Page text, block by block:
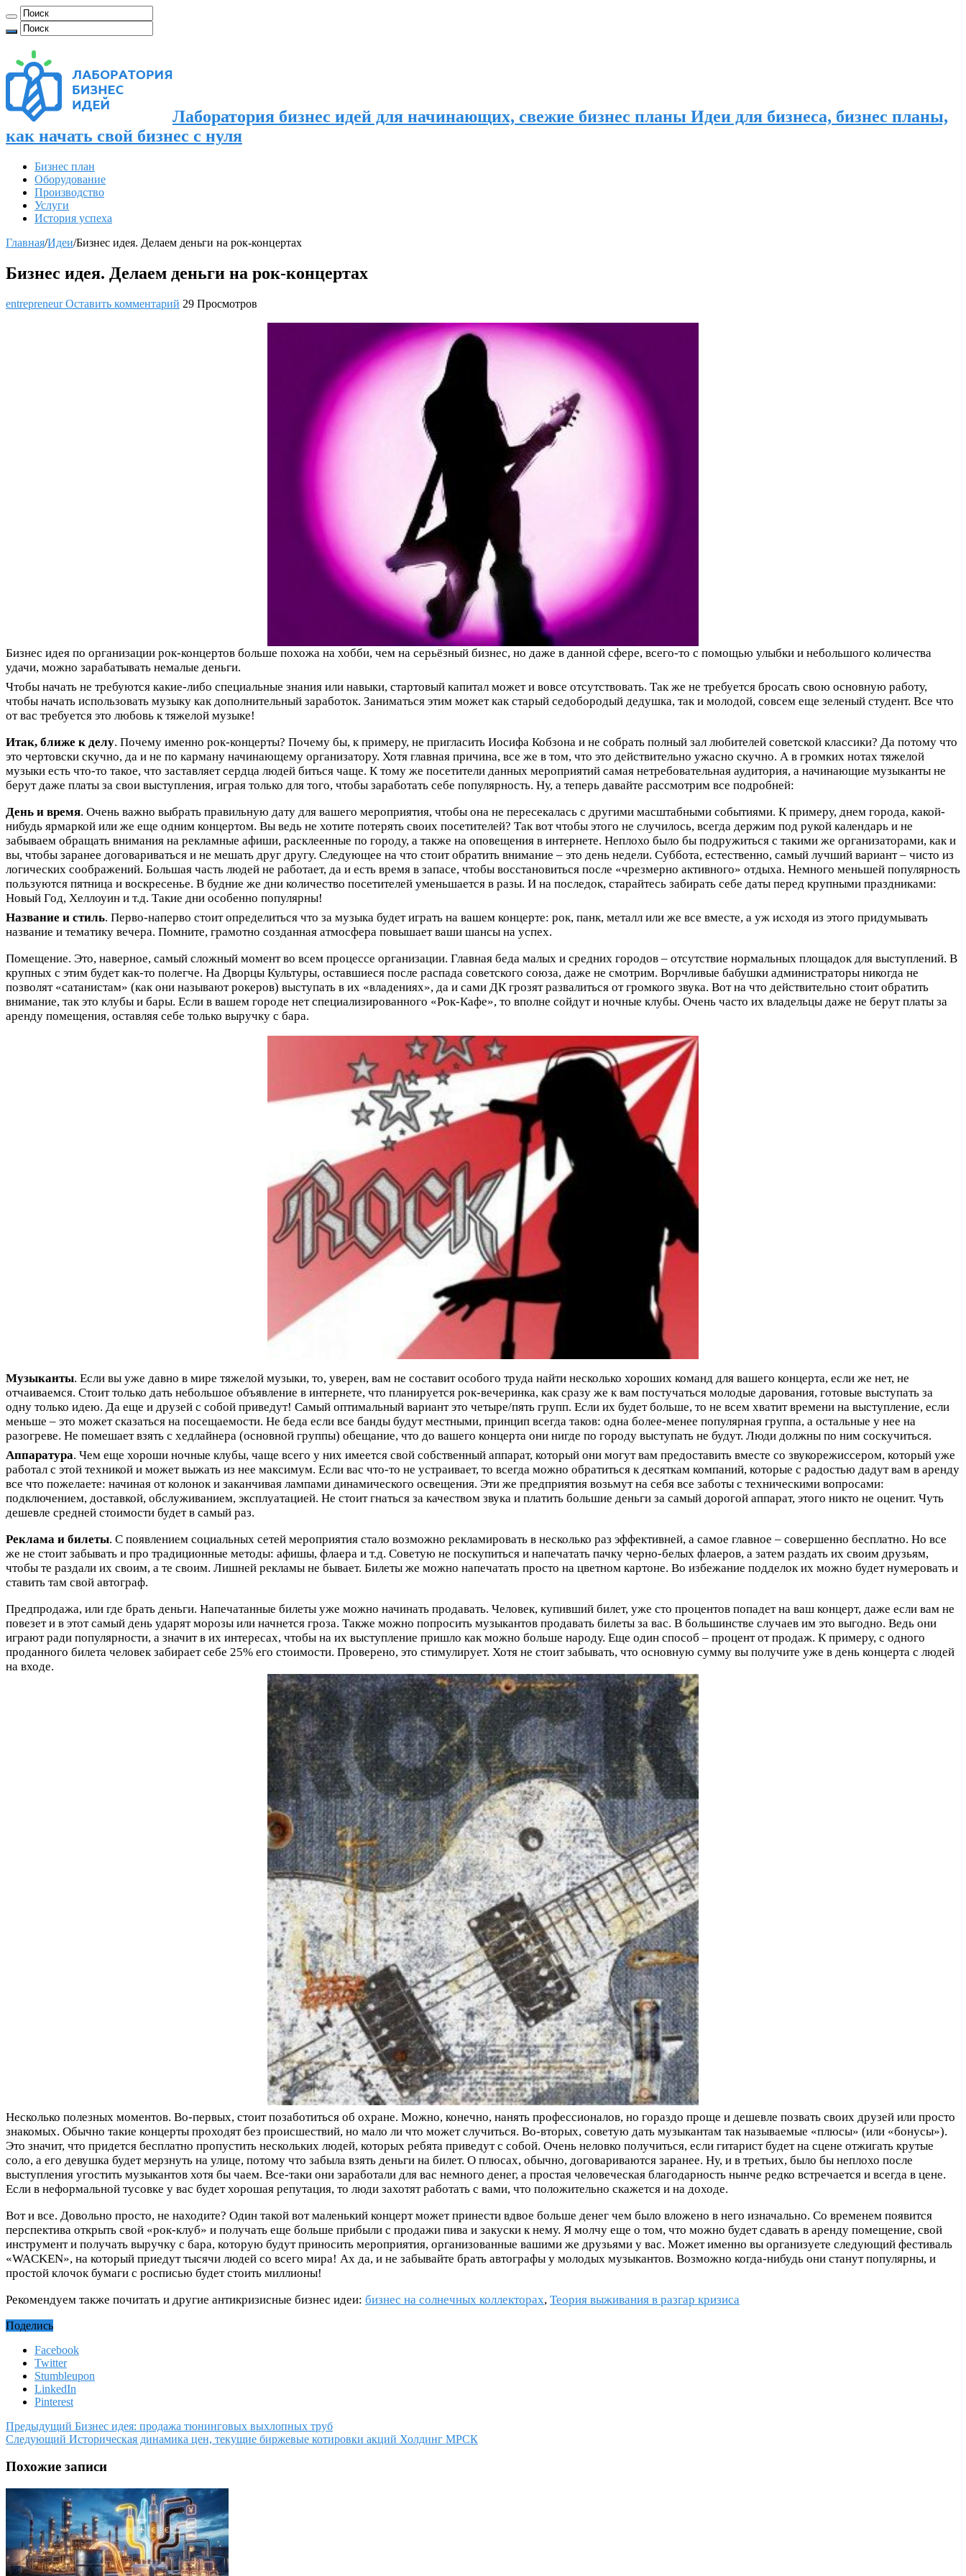
Лаборатория бизнес идей для начинающих, свежие бизнес планы Идеи для бизнеса, бизнес планы,
как начать свой бизнес с нуля
Бизнес план
Оборудование
Производство
Услуги
История успеха
Главная/Идеи/Бизнес идея. Делаем деньги на рок-концертах
Бизнес идея. Делаем деньги на рок-концертах
entrepreneurОставить комментарий 29 Просмотров
Бизнес идея по организации рок-концертов больше похожа на хобби, чем на серьёзный бизнес, но даже в данной сфере, всего-то с помощью улыбки и небольшого количества
удачи, можно зарабатывать немалые деньги.
Чтобы начать не требуются какие-либо специальные знания или навыки, стартовый капитал может и вовсе отсутствовать. Так же не требуется бросать свою основную работу,
чтобы начать использовать музыку как дополнительный заработок. Заниматься этим может как старый седобородый дедушка, так и молодой, совсем еще зеленый студент. Все что
от вас требуется это любовь к тяжелой музыке!
Итак, ближе к делу. Почему именно рок-концерты? Почему бы, к примеру, не пригласить Иосифа Кобзона и не собрать полный зал любителей советской классики? Да потому что
это чертовски скучно, да и не по карману начинающему организатору. Хотя главная причина, все же в том, что это действительно ужасно скучно. А в громких нотах тяжелой
музыки есть что-то такое, что заставляет сердца людей биться чаще. К тому же посетители данных мероприятий самая нетребовательная аудитория, а начинающие музыканты не
берут даже платы за свои выступления, играя только для того, чтобы заработать себе популярность. Ну, а теперь давайте рассмотрим все подробней:
День и время. Очень важно выбрать правильную дату для вашего мероприятия, чтобы она не пересекалась с другими масштабными событиями. К примеру, днем города, какой-
нибудь ярмаркой или же еще одним концертом. Вы ведь не хотите потерять своих посетителей? Так вот чтобы этого не случилось, всегда держим под рукой календарь и не
забываем обращать внимания на рекламные афиши, расклеенные по городу, а также на оповещения в интернете. Неплохо было бы подружиться с такими же организаторами, как и
вы, чтобы заранее договариваться и не мешать друг другу. Следующее на что стоит обратить внимание – это день недели. Суббота, естественно, самый лучший вариант – чисто из
логических соображений. Большая часть людей не работает, да и есть время в запасе, чтобы восстановиться после «чрезмерно активного» отдыха. Немного меньшей популярность
пользуются пятница и воскресенье. В будние же дни количество посетителей уменьшается в разы. И на последок, старайтесь забирать себе даты перед крупными праздниками:
Новый Год, Хеллоуин и т.д. Такие дни особенно популярны!
Название и стиль. Перво-наперво стоит определиться что за музыка будет играть на вашем концерте: рок, панк, металл или же все вместе, а уж исходя из этого придумывать
название и тематику вечера. Помните, грамотно созданная атмосфера повышает ваши шансы на успех.
Помещение. Это, наверное, самый сложный момент во всем процессе организации. Главная беда малых и средних городов – отсутствие нормальных площадок для выступлений. В
крупных с этим будет как-то полегче. На Дворцы Культуры, оставшиеся после распада советского союза, даже не смотрим. Ворчливые бабушки администраторы никогда не
позволят «сатанистам» (как они называют рокеров) выступать в их «владениях», да и сами ДК грозят развалиться от громкого звука. Вот на что действительно стоит обратить
внимание, так это клубы и бары. Если в вашем городе нет специализированного «Рок-Кафе», то вполне сойдут и ночные клубы. Очень часто их владельцы даже не берут платы за
аренду помещения, оставляя себе только выручку с бара.
Музыканты. Если вы уже давно в мире тяжелой музыки, то, уверен, вам не составит особого труда найти несколько хороших команд для вашего концерта, если же нет, не
отчаиваемся. Стоит только дать небольшое объявление в интернете, что планируется рок-вечеринка, как сразу же к вам постучаться молодые дарования, готовые выступать за
одну только идею. Да еще и друзей с собой приведут! Самый оптимальный вариант это четыре/пять групп. Если их будет больше, то не всем хватит времени на выступление, если
меньше – это может сказаться на посещаемости. Не беда если все банды будут местными, принцип всегда таков: одна более-менее популярная группа, а остальные у нее на
разогреве. Не помешает взять с хедлайнера (основной группы) обещание, что до вашего концерта они нигде по городу выступать не будут. Люди должны по ним соскучиться.
Аппаратура. Чем еще хороши ночные клубы, чаще всего у них имеется свой собственный аппарат, который они могут вам предоставить вместе со звукорежиссером, который уже
работал с этой техникой и может выжать из нее максимум. Если вас что-то не устраивает, то всегда можно обратиться к десяткам компаний, которые с радостью дадут вам в аренду
все что пожелаете: начиная от колонок и заканчивая лампами динамического освещения. Эти же предприятия возьмут на себя все заботы с техническими вопросами:
подключением, доставкой, обслуживанием, эксплуатацией. Не стоит гнаться за качеством звука и платить большие деньги за самый дорогой аппарат, этого никто не оценит. Чуть
дешевле средней стоимости будет в самый раз.
Реклама и билеты. С появлением социальных сетей мероприятия стало возможно рекламировать в несколько раз эффективней, а самое главное – совершенно бесплатно. Но все
же не стоит забывать и про традиционные методы: афишы, флаера и т.д. Советую не поскупиться и напечатать пачку черно-белых флаеров, а затем раздать их своим друзьям,
чтобы те раздали их своим, а те своим. Лишней рекламы не бывает. Билеты же можно напечатать просто на цветном картоне. Во избежание подделок их можно будет нумеровать и
ставить там свой автограф.
Предпродажа, или где брать деньги. Напечатанные билеты уже можно начинать продавать. Человек, купивший билет, уже сто процентов попадет на ваш концерт, даже если вам не
повезет и в этот самый день ударят морозы или начнется гроза. Также можно попросить музыкантов продавать билеты за вас. В большинстве случаев им это выгодно. Ведь они
играют ради популярности, а значит в их интересах, чтобы на их выступление пришло как можно больше народу. Еще один способ – процент от продаж. К примеру, с одного
проданного билета человек забирает себе 25% его стоимости. Проверено, это стимулирует. Хотя не стоит забывать, что основную сумму вы получите уже в день концерта с людей
на входе.
Несколько полезных моментов. Во-первых, стоит позаботиться об охране. Можно, конечно, нанять профессионалов, но гораздо проще и дешевле позвать своих друзей или просто
знакомых. Обычно такие концерты проходят без происшествий, но мало ли что может случиться. Во-вторых, советую дать музыкантам так называемые «плюсы» (или «бонусы»).
Это значит, что придется бесплатно пропустить нескольких людей, которых ребята приведут с собой. Очень неловко получиться, если гитарист будет на сцене отжигать крутые
соло, а его девушка будет мерзнуть на улице, потому что забыла взять деньги на билет. О плюсах, обычно, договариваются заранее. Ну, и в третьих, было бы неплохо после
выступления угостить музыкантов хотя бы чаем. Все-таки они заработали для вас немного денег, а простая человеческая благодарность нынче редко встречается и всегда в цене.
Если в неформальной тусовке у вас будет хорошая репутация, то люди захотят работать с вами, что положительно скажется и на доходе.
Вот и все. Довольно просто, не находите? Один такой вот маленький концерт может принести вдвое больше денег чем было вложено в него изначально. Со временем появится
перспектива открыть свой «рок-клуб» и получать еще больше прибыли с продажи пива и закуски к нему. Я молчу еще о том, что можно будет сдавать в аренду помещение, свой
инструмент и получать выручку с бара, которую будут приносить мероприятия, организованные вашими же друзьями у вас. Может именно вы организуете следующий фестиваль
«WACKEN», на который приедут тысячи людей со всего мира! Ах да, и не забывайте брать автографы у молодых музыкантов. Возможно когда-нибудь они станут популярны, и
простой клочок бумаги с росписью будет стоить миллионы!
Рекомендуем также почитать и другие антикризисные бизнес идеи: бизнес на солнечных коллекторах, Теория выживания в разгар кризиса
Поделись
Facebook
Twitter
Stumbleupon
LinkedIn
Pinterest
Предыдущий Бизнес идея: продажа тюнинговых выхлопных труб
Следующий Историческая динамика цен, текущие биржевые котировки акций Холдинг МРСК
Похожие записи